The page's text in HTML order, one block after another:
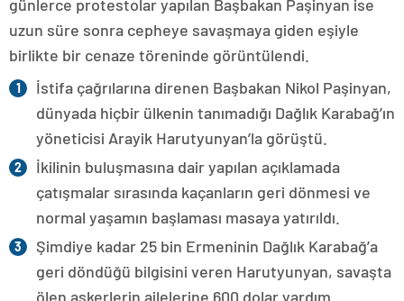
günlerce protestolar yapılan Başbakan Paşinyan ise
uzun süre sonra cepheye savaşmaya giden eşiyle
birlikte bir cenaze töreninde görüntülendi.
İstifa çağrılarına direnen Başbakan Nikol Paşinyan,
dünyada hiçbir ülkenin tanımadığı Dağlık Karabağ’ın
yöneticisi Arayik Harutyunyan’la görüştü.
İkilinin buluşmasına dair yapılan açıklamada
çatışmalar sırasında kaçanların geri dönmesi ve
normal yaşamın başlaması masaya yatırıldı.
Şimdiye kadar 25 bin Ermeninin Dağlık Karabağ’a
geri döndüğü bilgisini veren Harutyunyan, savaşta
ölen askerlerin ailelerine 600 dolar yardım